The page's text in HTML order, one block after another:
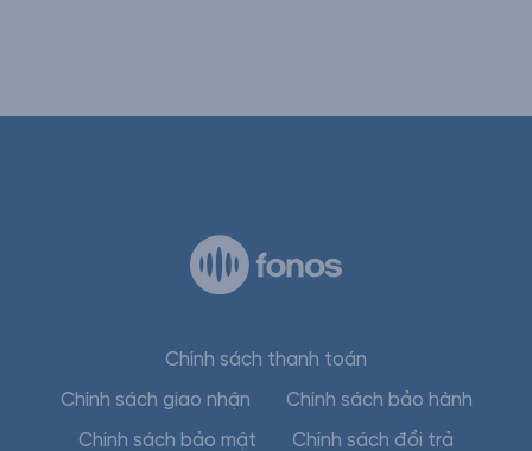
Chính sách thanh toán
Chính sách giao nhận
Chính sách bảo hành
Chính sách bảo mật
Chính sách đổi trả